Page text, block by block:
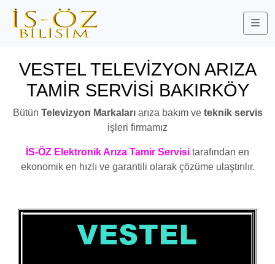
VESTEL TELEVİZYON ARIZA
TAMİR SERVİSİ BAKIRKÖY
Bütün Televizyon Markalarıarıza bakım veteknik servis
işleri firmamız
İS-ÖZ Elektronik Arıza Tamir Servisi tarafından en
ekonomik en hızlı ve garantili olarak çözüme ulaştırılır.